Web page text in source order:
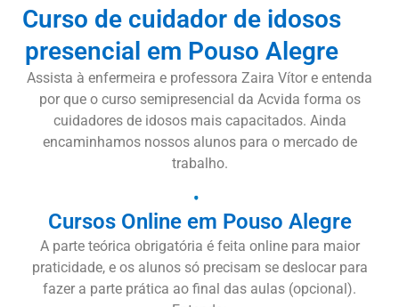
Curso de cuidador de idosos
presencial em Pouso Alegre
Assista à enfermeira e professora Zaira Vítor e entenda
por que o curso semipresencial da Acvida forma os
cuidadores de idosos mais capacitados. Ainda
encaminhamos nossos alunos para o mercado de
trabalho.
Cursos Online em Pouso Alegre
A parte teórica obrigatória é feita online para maior
praticidade, e os alunos só precisam se deslocar para
fazer a parte prática ao final das aulas (opcional).